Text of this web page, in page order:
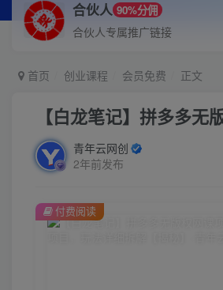
合伙人 90%分佣
合伙人专属推广链接
首页 创业课程 会员免费 正文
【白龙笔记】拼多多无
青年云网创
2年前发布
付费阅读